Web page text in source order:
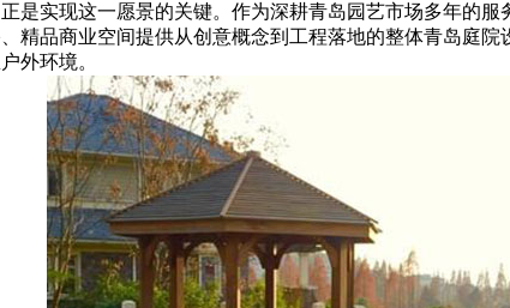
正是实现这一愿景的关键。作为深耕青岛园艺市场多年的
精品商业空间提供从创意概念到工程落地的整体青岛庭
外环境。